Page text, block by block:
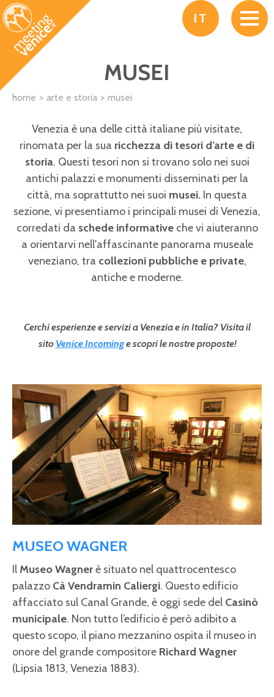
Salta al contenuto principale
IT
MUSEI
home arte e storia musei
Venezia è una delle città italiane più visitate,
rinomata per la sua ricchezza di tesori d’arte e di
storia. Questi tesori non si trovano solo nei suoi
antichi palazzi e monumenti disseminati per la
città, ma soprattutto nei suoi musei. In questa
sezione, vi presentiamo i principali musei di Venezia,
corredati da schede informativeche vi aiuteranno
a orientarvi nell'affascinante panorama museale
veneziano, tra collezioni pubbliche e private,
antiche e moderne.
Cerchi esperienze e servizi a Venezia e in Italia? Visita il
sito Venice Incominge scopri le nostre proposte!
MUSEO WAGNER
Il Museo Wagnerè situato nel quattrocentesco
palazzo Cà Vendramin Caliergi. Questo edificio
affacciato sul Canal Grande, è oggi sede del Casinò
municipale. Non tutto l’edificio è però adibito a
questo scopo, il piano mezzanino ospita il museo in
onore del grande compositore Richard Wagner
(Lipsia 1813, Venezia 1883).
Pagine